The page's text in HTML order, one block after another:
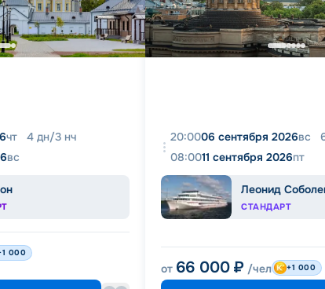
чт 4 дн/3 нч
вс
000
20:0006 сентября 2026вс
08:0011 сентября 2026пт
Леонид
СТАНДАРТ
от 66 000 ₽ /чел +1 000